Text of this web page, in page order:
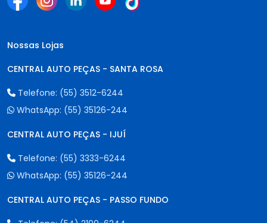
Nossas Lojas
CENTRAL AUTO PEÇAS - SANTA ROSA
Telefone: (55) 3512-6244
WhatsApp: (55) 35126-244
CENTRAL AUTO PEÇAS - IJUÍ
Telefone: (55) 3333-6244
WhatsApp: (55) 35126-244
CENTRAL AUTO PEÇAS - PASSO FUNDO